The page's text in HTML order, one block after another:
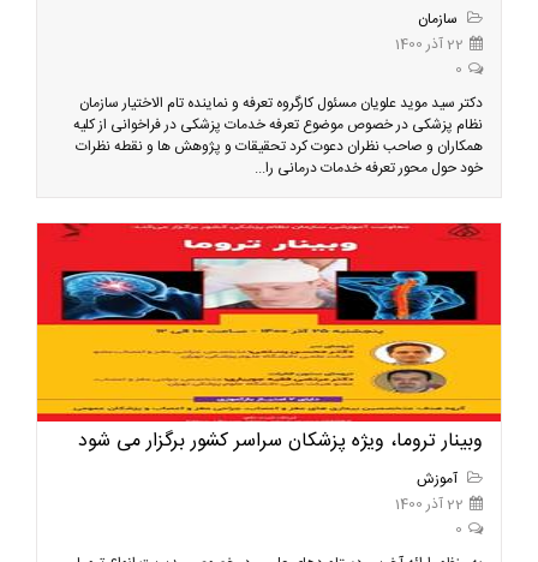
سازمان
22 آذر 1400
0
دکتر سید موید علویان مسئول کارگروه تعرفه و نماینده تام الاختیار سازمان
نظام پزشکی در خصوص موضوع تعرفه خدمات پزشکی در فراخوانی از کلیه
همکاران و صاحب نظران دعوت کرد تحقیقات و پژوهش ها و نقطه نظرات
خود حول محور تعرفه خدمات درمانی را...
وبینار تروما، ویژه پزشکان سراسر کشور برگزار می شود
آموزش
22 آذر 1400
0